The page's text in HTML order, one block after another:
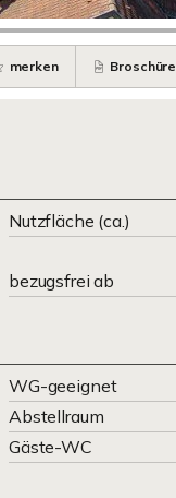
merken Broschüre
Nutzfläche (ca.)
bezugsfrei ab
WG-geeignet
Abstellraum
Gäste-WC